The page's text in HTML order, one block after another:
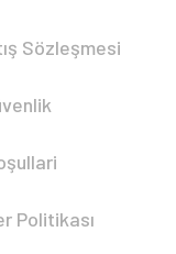
Sözleşmesi
Politikası